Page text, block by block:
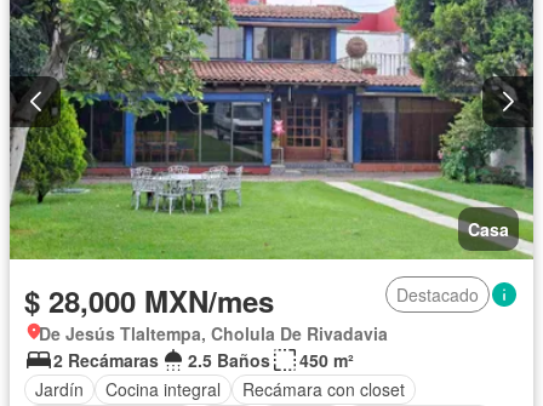
Casa
$ 28,000 MXN/mes
Destacado
De Jesús Tlaltempa, Cholula De Rivadavia
2 Recámaras
2.5 Baños
450 m²
Jardín
Cocina integral
Recámara con closet